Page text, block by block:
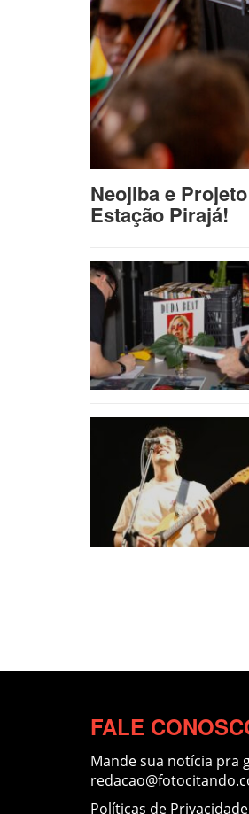
Neojiba e
Estação Pirajá!
FALE
Mande sua notícia pra
Políticas de Privacidade